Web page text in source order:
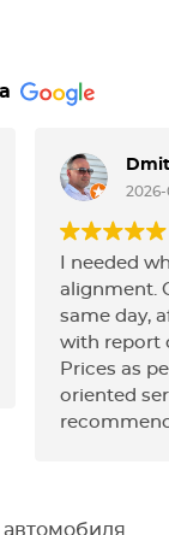
I needed
alignment.
same day,
with report
Prices as
oriented
автомобиля